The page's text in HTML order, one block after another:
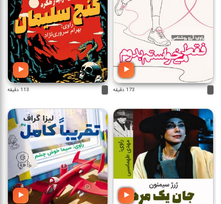
173 دقیقه 113 دقیقه